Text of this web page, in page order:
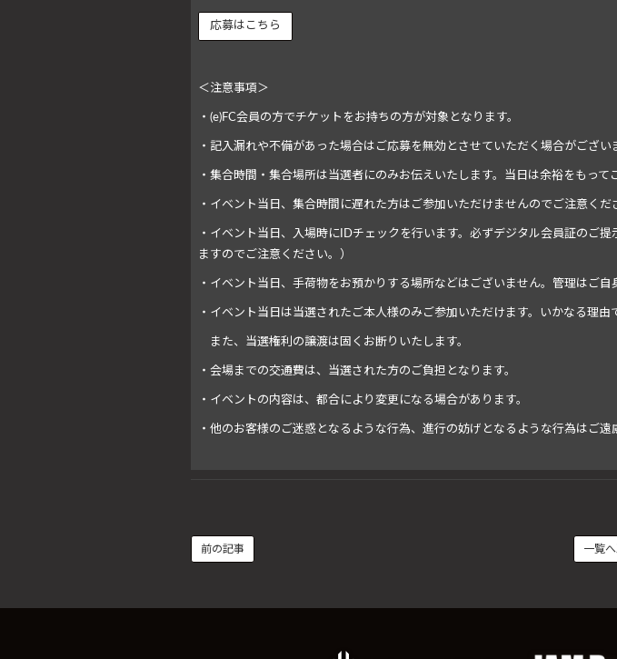
＜注意事項＞
・(e)FC会員の方でチケットをお持ちの方が対象となります。
・記入漏れや不備があった場合はご応募を無効とさせていただく場合がござい
・集合時間・集合場所は当選者にのみお伝えいたします。当日は余裕をもって
・イベント当日、集合時間に遅れた方はご参加いただけませんのでご注意くだ
・イベント当日、入場時にIDチェックを行います。必ずデジタル会員証のご
ますのでご注意ください。）
・イベント当日、手荷物をお預かりする場所などはございません。管理はご自
・イベント当日は当選されたご本人様のみご参加いただけます。いかなる理由
また、当選権利の譲渡は固くお断りいたします。
・会場までの交通費は、当選された方のご負担となります。
・イベントの内容は、都合により変更になる場合があります。
・他のお客様のご迷惑となるような行為、進行の妨げとなるような行為はご遠
前の記事 一覧